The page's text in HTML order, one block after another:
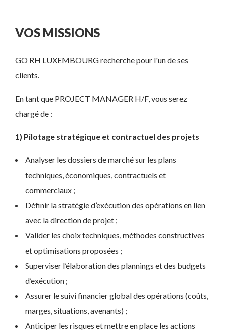
VOS MISSIONS
GO RH LUXEMBOURG recherche pour l'un de ses
clients.
En tant que PROJECT MANAGER H/F, vous serez
chargé de :
1) Pilotage stratégique et contractuel des projets
Analyser les dossiers de marché sur les plans
techniques, économiques, contractuels et
commerciaux ;
Définir la stratégie d’exécution des opérations en lien
avec la direction de projet ;
Valider les choix techniques, méthodes constructives
et optimisations proposées ;
Superviser l’élaboration des plannings et des budgets
d’exécution ;
Assurer le suivi financier global des opérations (coûts,
marges, situations, avenants) ;
Anticiper les risques et mettre en place les actions